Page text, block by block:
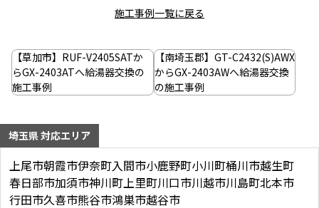
施工事例一覧に戻る
稿
ナ
ビ
ゲ
ー
シ
ョ
【草加市】RUF-V2405SATか
らGX-2403ATへ給湯器交換の
施工事例
【南埼玉郡】GT-C2432(S)AWX
からGX-2403AWへ給湯器交換
の施工事例
埼玉県 対応エリア
上尾市朝霞市伊奈町入間市小鹿野町小川町桶川市越生町
春日部市加須市神川町上里町川口市川越市川島町北本市
行田市久喜市熊谷市鴻巣市越谷市